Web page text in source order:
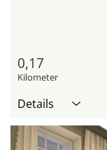
0,17
Kilometer
Details